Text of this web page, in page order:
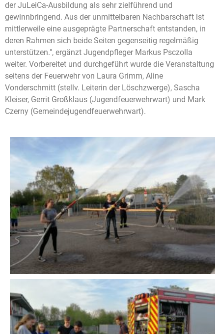
der JuLeiCa-Ausbildung als sehr zielführend und
gewinnbringend. Aus der unmittelbaren Nachbarschaft ist
mittlerweile eine ausgeprägte Partnerschaft entstanden, in
deren Rahmen sich beide Seiten gegenseitig regelmäßig
unterstützen.", ergänzt Jugendpfleger Markus Psczolla
weiter. Vorbereitet und durchgeführt wurde die Veranstaltung
seitens der Feuerwehr von Laura Grimm, Aline
Vonderschmitt (stellv. Leiterin der Löschzwerge), Sascha
Kleiser, Gerrit Großklaus (Jugendfeuerwehrwart) und Mark
Czerny (Gemeindejugendfeuerwehrwart).